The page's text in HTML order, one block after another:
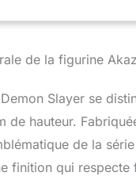
de la figurine
Slayer se
de hauteur.
de la
finition qui